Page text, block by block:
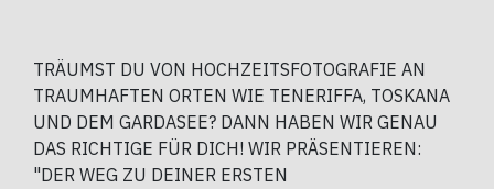
TRÄUMST DU VON HOCHZEITSFOTOGRAFIE AN
TRAUMHAFTEN ORTEN WIE TENERIFFA, TOSKANA
UND DEM GARDASEE? DANN HABEN WIR GENAU
DAS RICHTIGE FÜR DICH! WIR PRÄSENTIEREN:
"DER WEG ZU DEINER ERSTEN